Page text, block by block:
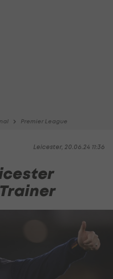
Premier League
Leicester, 20.06.24 11:36